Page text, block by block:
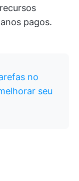
pagos.
no
seu